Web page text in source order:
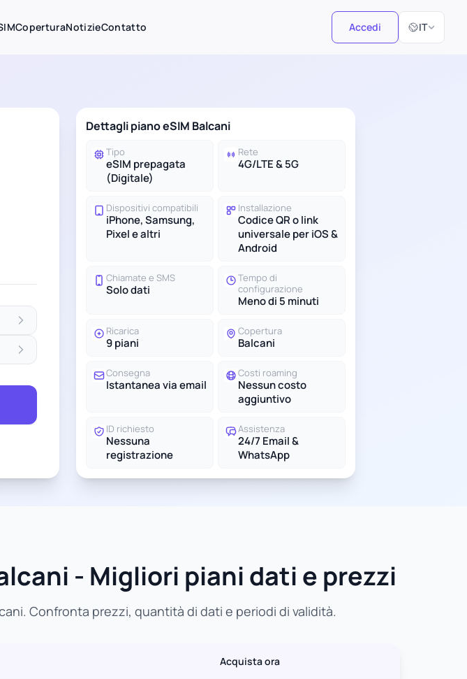
CoperturaNotizieContatto Accedi IT
Seleziona la
Dettagli piano eSIM Balcani
Tipo
eSIM prepagata
(Digitale)
Rete
4G/LTE & 5G
Dispositivi compatibili
iPhone, Samsung,
Pixel e altri
Installazione
Codice QR o link
universale per iOS &
Android
Chiamate e SMS
Solo dati
Tempo di
configurazione
Meno di 5 minuti
Ricarica
9 piani
Copertura
Balcani
Consegna
Istantanea via email
Costi roaming
Nessun costo
aggiuntivo
ID richiesto
Nessuna
registrazione
Assistenza
24/7 Email &
WhatsApp
- Migliori piani dati e prezzi
Confronta prezzi, quantità di dati e periodi di validità.
Acquista ora